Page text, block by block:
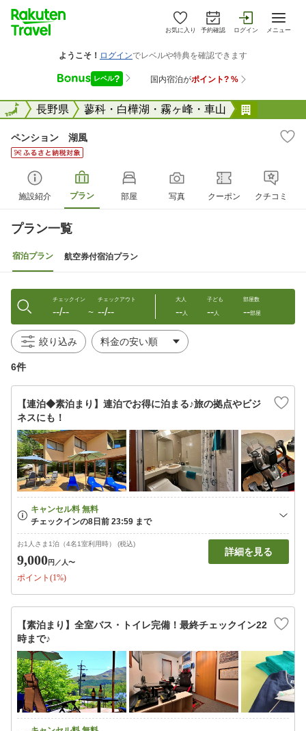
お気に入り 予約確認 ログイン メニュー
全国長野県 蓼科・白樺湖・霧ヶ峰・車山
全国
ペンション 湖風
施設紹介 プラン 部屋 写真 クーポン クチコミ
プラン一覧
宿泊プラン 航空券付宿泊プラン
チェックイン
--/-- 〜
チェックアウト
--/--
大人
--人
子ども
--人
部屋数
--部屋
絞り込み
6件
【連泊◆素泊まり】連泊でお得に泊まる♪旅の拠点やビジ
ネスにも！
お1人さま1泊（4名1室利用時） (税込)
9,000円 ／人〜
ポイント(1%)
詳細を見る
【素泊まり】全室バス・トイレ完備！最終チェックイン22
時まで♪